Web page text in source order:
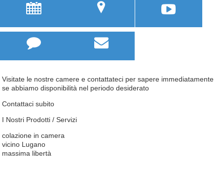
; u 
 
Visitate le nostre camere e contattateci per sapere immediatamente
se abbiamo disponibilità nel periodo desiderato
Contattaci subito
I Nostri Prodotti / Servizi
colazione in camera
vicino Lugano
massima libertà